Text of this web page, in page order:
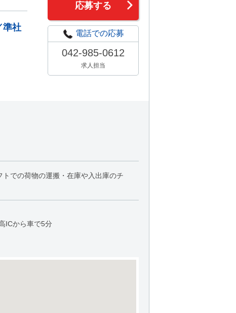
準社
応募する
電話での応募
042-985-0612
求人担当
での荷物の運搬・在庫や入出庫のチ
ICから車で5分